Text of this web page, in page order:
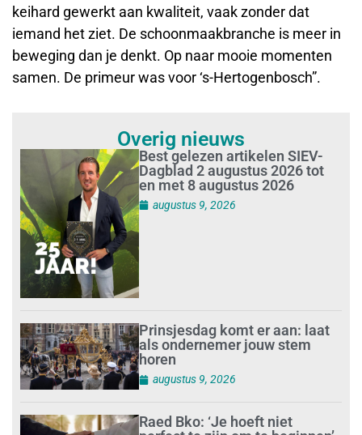
keihard gewerkt aan kwaliteit, vaak zonder dat
iemand het ziet. De schoonmaakbranche is meer in
beweging dan je denkt. Op naar mooie momenten
samen. De primeur was voor ‘s-Hertogenbosch”.
Overig nieuws
Best gelezen artikelen SIEV-
Dagblad 2 augustus 2026 tot
en met 8 augustus 2026
augustus 9, 2026
Prinsjesdag komt er aan: laat
als ondernemer jouw stem
horen
augustus 9, 2026
Raed Bko: ‘Je hoeft niet